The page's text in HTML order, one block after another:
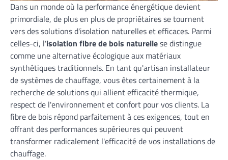
Dans un monde où la performance énergétique devient
primordiale, de plus en plus de propriétaires se tournent
vers des solutions d'isolation naturelles et efficaces. Parmi
celles-ci, l'isolation fibre de bois naturellese distingue
comme une alternative écologique aux matériaux
synthétiques traditionnels. En tant qu'artisan installateur
de systèmes de chauffage, vous êtes certainement à la
recherche de solutions qui allient efficacité thermique,
respect de l'environnement et confort pour vos clients. La
fibre de bois répond parfaitement à ces exigences, tout en
offrant des performances supérieures qui peuvent
transformer radicalement l'efficacité de vos installations de
chauffage.